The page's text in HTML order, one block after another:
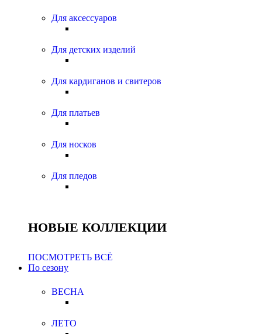
Для аксессуаров
Для детских изделий
Для кардиганов и свитеров
Для платьев
Для носков
Для пледов
НОВЫЕ КОЛЛЕКЦИИ
ПОСМОТРЕТЬ ВСЁ
По сезону
ВЕСНА
ЛЕТО